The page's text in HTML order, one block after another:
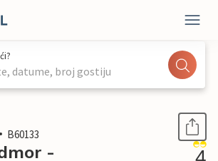
datume, broj gostiju
B60133
-